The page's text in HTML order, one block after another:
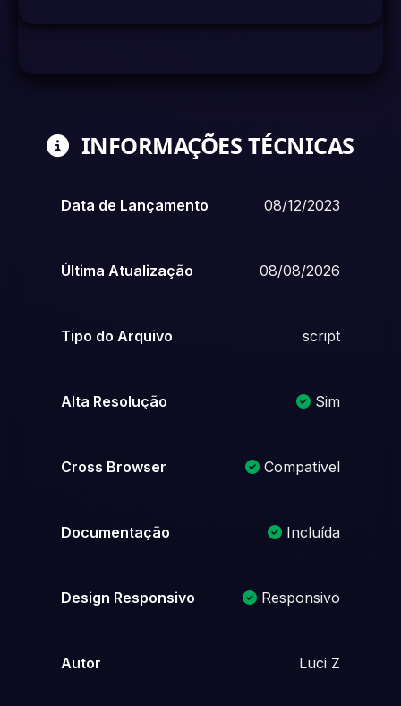
INFORMAÇÕES TÉCNICAS
Data de Lançamento 08/12/2023
Última Atualização 08/08/2026
Tipo do Arquivo script
Alta Resolução Sim
Cross Browser Compatível
Documentação Incluída
Design Responsivo Responsivo
Autor Luci Z